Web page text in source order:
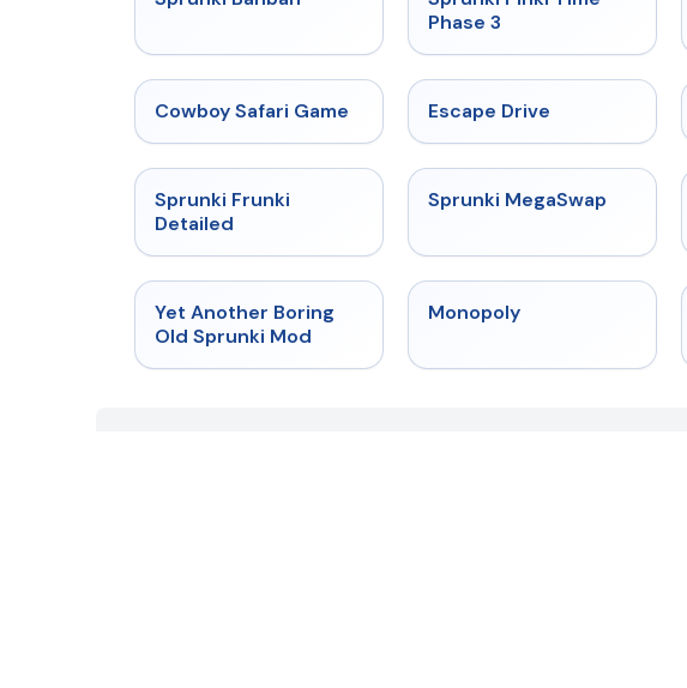
Phase 3
★
Cowboy Safari Game Escape Drive
Sprunki Frunki
Detailed
★ 4.5
Sprunki MegaSwap
★ 4.6
Yet Another Boring
Old Sprunki Mod
Monopoly